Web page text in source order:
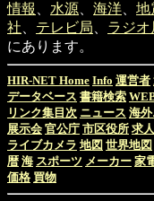
情報
水源 海洋 地
社
テレビ局 ラジオ
にあります。
HIR-NET Home Info 運営者
データベース 書籍検索
リンク集目次 ニュース 海
展示会 官公庁 市区役所 求人
ライブカメラ 地図 世界地図
暦 海 スポーツ メーカー 家
価格 買物